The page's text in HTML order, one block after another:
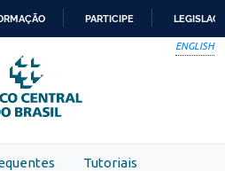
PARA
O
CONTEÚDO
PARTICIPE
ENGLISH
Tutoriais